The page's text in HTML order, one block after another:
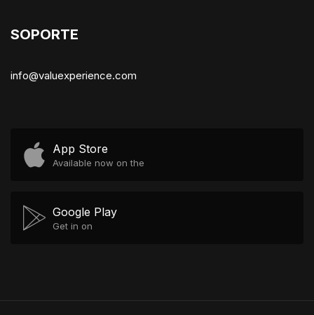
SOPORTE
info@valuexperience.com
App Store
Available now on the
Google Play
Get in on